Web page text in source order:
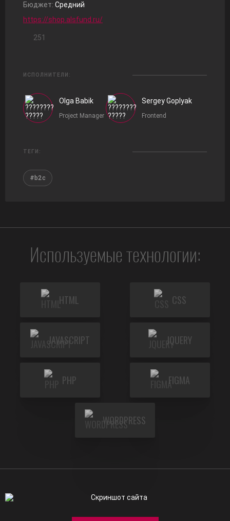
Бюджет: Средний
https://shop.alsfund.ru/
251
ИСПОЛНИТЕЛИ:
Olga Babik
Project Manager
Sergey Goplyak
Frontend
ТЕГИ:
#b2c
Используемые технологии:
HTML CSS
JAVASCRIPT JQUERY
PHP FIGMA
WORDPRESS